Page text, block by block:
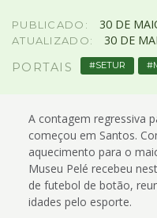
PUBLICADO: 30 DE
ATUALIZADO: 30 DE
PORTAIS SETUR
A contagem regressiva
começou em Santos.
aquecimento para o
Museu Pelé recebeu
de futebol de botão,
idades pelo esporte.